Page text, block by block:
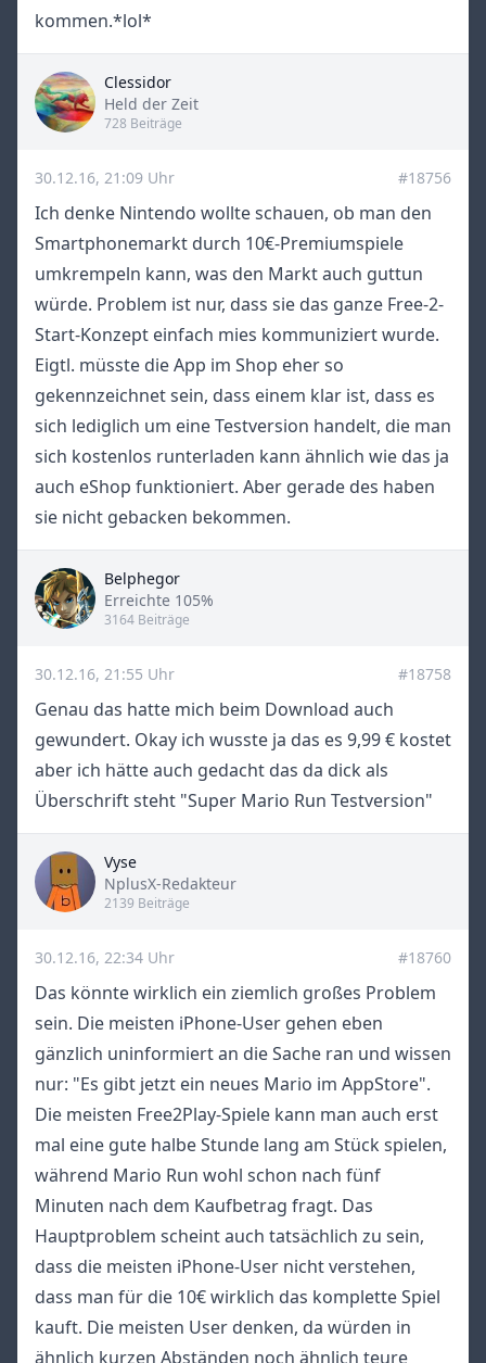
kommen.*lol*
Clessidor
Title
Held der Zeit
728 Beiträge
30.12.16, 21:09 Uhr #18756
Ich denke Nintendo wollte schauen, ob man den
Smartphonemarkt durch 10€-Premiumspiele
umkrempeln kann, was den Markt auch guttun
würde. Problem ist nur, dass sie das ganze Free-2-
Start-Konzept einfach mies kommuniziert wurde.
Eigtl. müsste die App im Shop eher so
gekennzeichnet sein, dass einem klar ist, dass es
sich lediglich um eine Testversion handelt, die man
sich kostenlos runterladen kann ähnlich wie das ja
auch eShop funktioniert. Aber gerade des haben
sie nicht gebacken bekommen.
Belphegor
Title
Erreichte 105%
3164 Beiträge
30.12.16, 21:55 Uhr #18758
Genau das hatte mich beim Download auch
gewundert. Okay ich wusste ja das es 9,99 € kostet
aber ich hätte auch gedacht das da dick als
Überschrift steht "Super Mario Run Testversion"
Vyse
Title
NplusX-Redakteur
2139 Beiträge
30.12.16, 22:34 Uhr #18760
Das könnte wirklich ein ziemlich großes Problem
sein. Die meisten iPhone-User gehen eben
gänzlich uninformiert an die Sache ran und wissen
nur: "Es gibt jetzt ein neues Mario im AppStore".
Die meisten Free2Play-Spiele kann man auch erst
mal eine gute halbe Stunde lang am Stück spielen,
während Mario Run wohl schon nach fünf
Minuten nach dem Kaufbetrag fragt. Das
Hauptproblem scheint auch tatsächlich zu sein,
dass die meisten iPhone-User nicht verstehen,
dass man für die 10€ wirklich das komplette Spiel
kauft. Die meisten User denken, da würden in
ähnlich kurzen Abständen noch ähnlich teure